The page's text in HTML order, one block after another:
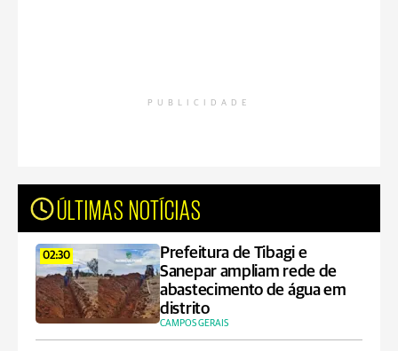
PUBLICIDADE
ÚLTIMAS NOTÍCIAS
02:30
Prefeitura de Tibagi e
Sanepar ampliam rede de
abastecimento de água em
distrito
CAMPOS GERAIS